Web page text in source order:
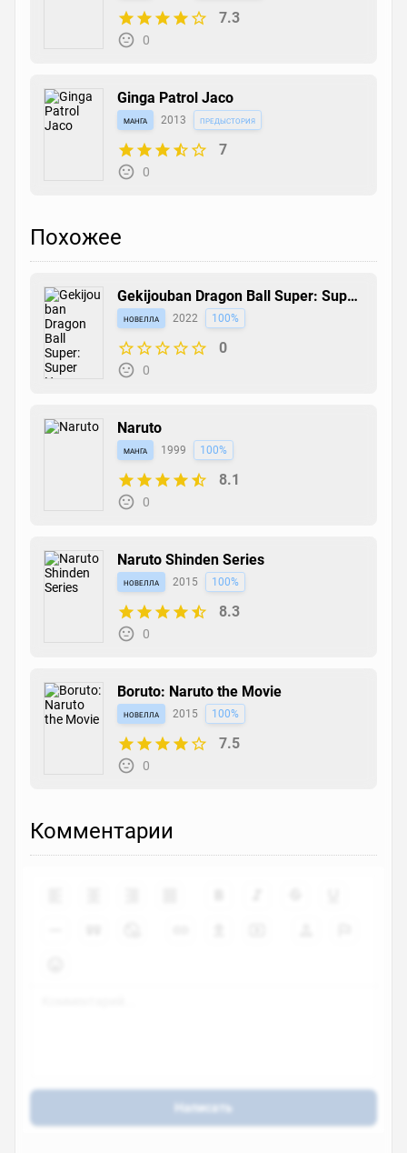
7.3
0
Ginga Patrol Jaco
манга 2013 предыстория
7
0
Похожее
Gekijouban Dragon Ball Super: Super
Hero
новелла 2022 100%
0
0
Naruto
манга 1999 100%
8.1
0
Naruto Shinden Series
новелла 2015 100%
8.3
0
Boruto: Naruto the Movie
новелла 2015 100%
7.5
0
Комментарии
Написать